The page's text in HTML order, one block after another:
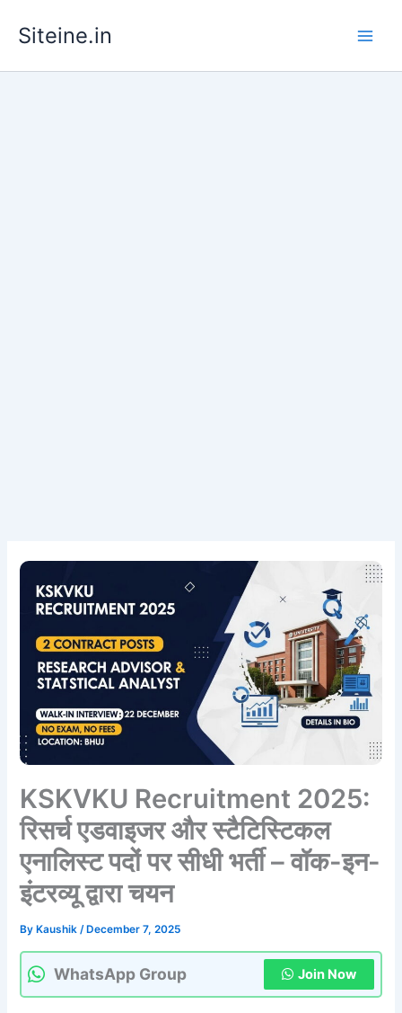
Siteine.in
KSKVKU Recruitment 2025:
रिसर्च एडवाइजर और स्टैटिस्टिकल
एनालिस्ट पदों पर सीधी भर्ती – वॉक-इन-
इंटरव्यू द्वारा चयन
By Kaushik/ December 7, 2025
WhatsApp Group Join Now